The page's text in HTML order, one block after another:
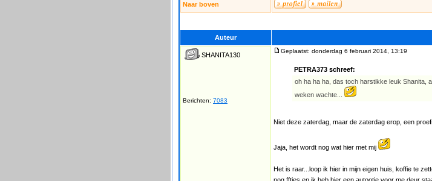
Naar boven
Auteur
SHANITA130
Berichten: 7083
Geplaatst: donderdag 6 februari 2014, 13:19
PETRA373 schreef:
oh ha ha ha, das toch harstikke leuk Shanita,
weken wachte...
Niet deze zaterdag, maar de zaterdag erop, een
Jaja, het wordt nog wat hier met mij
Het is raar...loop ik hier in mijn eigen huis, koffie te